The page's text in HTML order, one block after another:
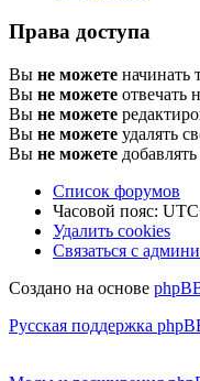
Права доступа
Вы не можете начинать
Вы не можете отвечать
Вы не можете
Вы не можете удалять
Вы не можете
Список форумов
Часовой пояс:
Удалить cookies
Связаться с
Создано на основе
Русская поддержка